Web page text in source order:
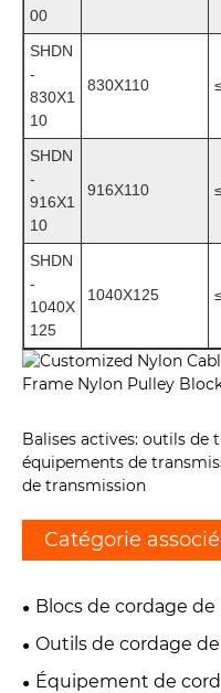
00
SHDN
-
830X1
10
830X110
SHDN
-
916X1
10
916X110
SHDN
-
1040X
125
1040X125
Balises actives: outils de
équipements de
de transmission
Catégorie
Blocs de cordage
Outils de cordage
Équipement de